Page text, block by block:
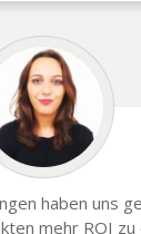
haben uns
mehr ROI zu